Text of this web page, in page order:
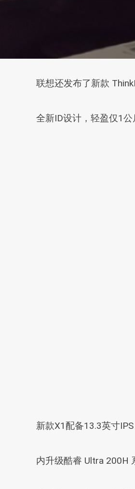
联想还发布了新款
全新ID设计，轻盈仅1
新款X1配备13.3英寸
内升级酷睿 Ultra 200H